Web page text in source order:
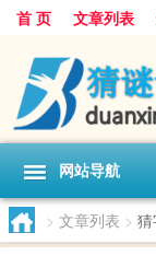
首 页 文章列表
网站导航
> 文章列表 >